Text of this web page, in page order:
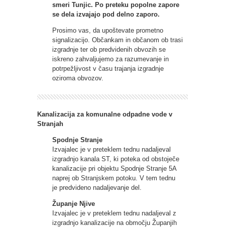
smeri Tunjic. Po preteku popolne zapore
se dela izvajajo pod delno zaporo.
Prosimo vas, da upoštevate prometno
signalizacijo. Občankam in občanom ob trasi
izgradnje ter ob predvidenih obvozih se
iskreno zahvaljujemo za razumevanje in
potrpežljivost v času trajanja izgradnje
oziroma obvozov.
Kanalizacija za komunalne odpadne vode v
Stranjah
Spodnje Stranje
Izvajalec je v preteklem tednu nadaljeval
izgradnjo kanala ST, ki poteka od obstoječe
kanalizacije pri objektu Spodnje Stranje 5A
naprej ob Stranjskem potoku. V tem tednu
je predvideno nadaljevanje del.
Županje Njive
Izvajalec je v preteklem tednu nadaljeval z
izgradnjo kanalizacije na območju Županjih